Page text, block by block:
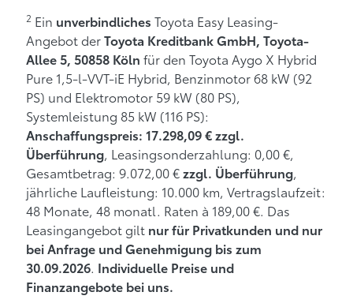
2 Ein unverbindliches Toyota Easy Leasing-
Angebot derToyota Kreditbank GmbH, Toyota-
Allee 5, 50858 Köln für den Toyota Aygo X Hybrid
Pure 1,5-l-VVT-iE Hybrid, Benzinmotor 68 kW (92
PS) und Elektromotor 59 kW (80 PS),
Systemleistung 85 kW (116 PS):
Anschaffungspreis: 17.298,09 € zzgl.
Überführung, Leasingsonderzahlung: 0,00 €,
Gesamtbetrag: 9.072,00 €zzgl. Überführung,
jährliche Laufleistung: 10.000 km, Vertragslaufzeit:
48 Monate, 48 monatl. Raten à 189,00 €. Das
Leasingangebot gilt nur für Privatkunden und nur
bei Anfrage und Genehmigung bis zum
30.09.2026. Individuelle Preise und
Finanzangebote bei uns.